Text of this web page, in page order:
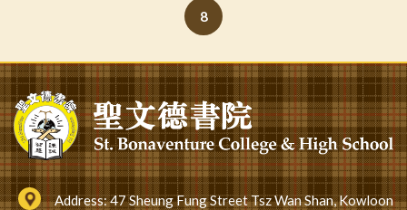
Current
8
Address:47 Sheung Fung Street Tsz Wan Shan, Kowloon